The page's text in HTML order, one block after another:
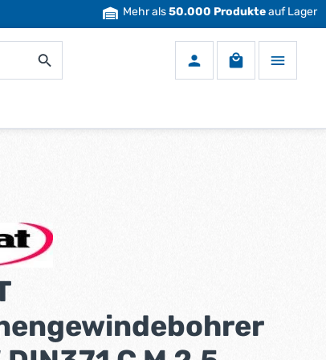
Mehr als50.000 Produkteauf Lager
Warenkorb